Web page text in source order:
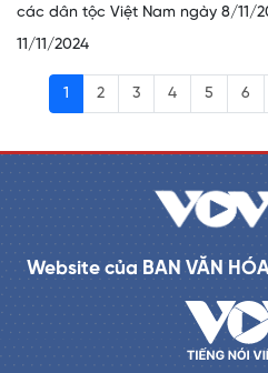
các dân tộc Việt Nam ngày 8/11/
11/11/2024
1 2 3 4 5 6
Website của BAN VĂN